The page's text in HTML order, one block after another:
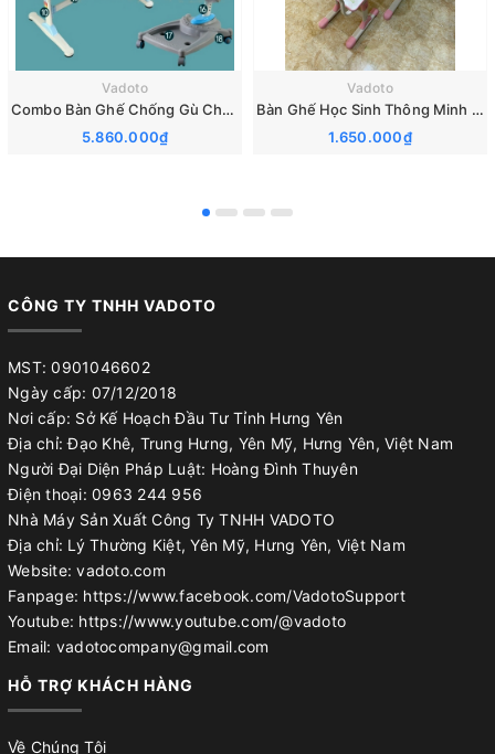
Vadoto
Combo Bàn Ghế Chống Gù Chống Cận Cho Bé VDTS6
5.860.000₫
Vadoto
Bàn Ghế Học Sinh Thông Minh VDTM01 Chống Gù Chống Cận Cho Trẻ Em
1.650.000₫
CÔNG TY TNHH VADOTO
MST: 0901046602
Ngày cấp: 07/12/2018
Nơi cấp: Sở Kế Hoạch Đầu Tư Tỉnh Hưng Yên
Địa chỉ: Đạo Khê, Trung Hưng, Yên Mỹ, Hưng Yên, Việt Nam
Người Đại Diện Pháp Luật: Hoàng Đình Thuyên
Điện thoại: 0963 244 956
Nhà Máy Sản Xuất Công Ty TNHH VADOTO
Địa chỉ: Lý Thường Kiệt, Yên Mỹ, Hưng Yên, Việt Nam
Website: vadoto.com
Fanpage: https://www.facebook.com/VadotoSupport
Youtube: https://www.youtube.com/@vadoto
Email: vadotocompany@gmail.com
HỖ TRỢ KHÁCH HÀNG
Về Chúng Tôi